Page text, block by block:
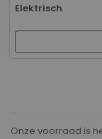
Elektrisch
Onze voorraad is